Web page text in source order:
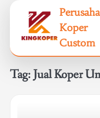
Koper
Custom
Tag:Jual Koper